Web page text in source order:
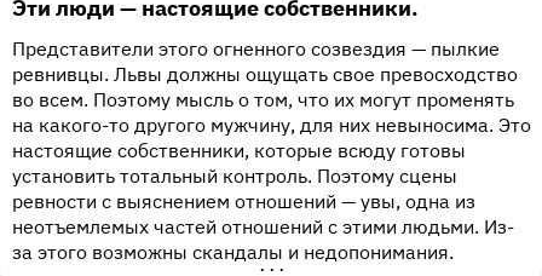
Эти люди — настоящие собственники.
Представители этого огненного созвездия — пылкие
ревнивцы. Львы должны ощущать свое превосходство
во всем. Поэтому мысль о том, что их могут променять
на какого-то другого мужчину, для них невыносима. Это
настоящие собственники, которые всюду готовы
установить тотальный контроль. Поэтому сцены
ревности с выяснением отношений — увы, одна из
неотъемлемых частей отношений с этими людьми. Из-
за этого возможны скандалы и недопонимания.
•••